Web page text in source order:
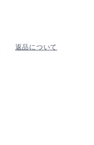
返品について